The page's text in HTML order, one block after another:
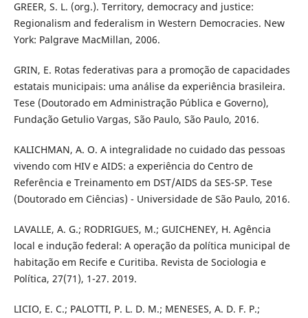
GREER, S. L. (org.). Territory, democracy and justice:
Regionalism and federalism in Western Democracies. New
York: Palgrave MacMillan, 2006.
GRIN, E. Rotas federativas para a promoção de capacidades
estatais municipais: uma análise da experiência brasileira.
Tese (Doutorado em Administração Pública e Governo),
Fundação Getulio Vargas, São Paulo, São Paulo, 2016.
KALICHMAN, A. O. A integralidade no cuidado das pessoas
vivendo com HIV e AIDS: a experiência do Centro de
Referência e Treinamento em DST/AIDS da SES-SP. Tese
(Doutorado em Ciências) - Universidade de São Paulo, 2016.
LAVALLE, A. G.; RODRIGUES, M.; GUICHENEY, H. Agência
local e indução federal: A operação da política municipal de
habitação em Recife e Curitiba. Revista de Sociologia e
Política, 27(71), 1-27. 2019.
LICIO, E. C.; PALOTTI, P. L. D. M.; MENESES, A. D. F. P.;